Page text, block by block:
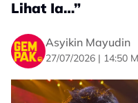
sentiasa menyokong
“Saya sangat
kasih kepada semua
sepanjang perjalanan
besarnya makna
Lihat Ia…”
Asyikin Mayudin
27/07/2026 | 14:50